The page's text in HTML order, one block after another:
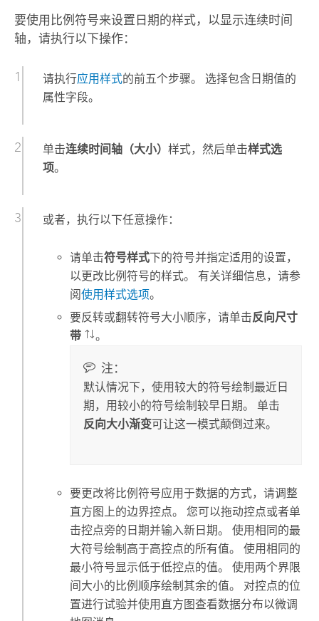
要使用比例符号来设置日期的样式，以显示连续时间
轴，请执行以下操作：
请执行应用样式的前五个步骤。 选择包含日期值的
属性字段。
单击连续时间轴（大小） 样式，然后单击样式选
项。
或者，执行以下任意操作：
请单击符号样式下的符号并指定适用的设置，
以更改比例符号的样式。 有关详细信息，请参
阅使用样式选项。
要反转或翻转符号大小顺序，请单击反向尺寸
带
。
注：
默认情况下，使用较大的符号绘制最近日
期，用较小的符号绘制较早日期。 单击
反向大小渐变可让这一模式颠倒过来。
要更改将比例符号应用于数据的方式，请调整
直方图上的边界控点。 您可以拖动控点或者单
击控点旁的日期并输入新日期。 使用相同的最
大符号绘制高于高控点的所有值。 使用相同的
最小符号显示低于低控点的值。 使用两个界限
间大小的比例顺序绘制其余的值。 对控点的位
置进行试验并使用直方图查看数据分布以微调